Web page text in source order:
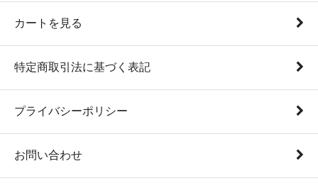
カートを見る
特定商取引法に基づく表記
プライバシーポリシー
お問い合わせ